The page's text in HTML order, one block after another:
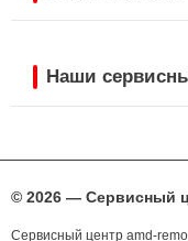
Наши
© 2026 — Сервисный
Сервисный центр amd-